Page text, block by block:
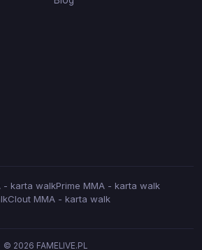
- karta walkPrime MMA - karta walk
Clout MMA - karta walk
© 2026 FAMELIVE.PL